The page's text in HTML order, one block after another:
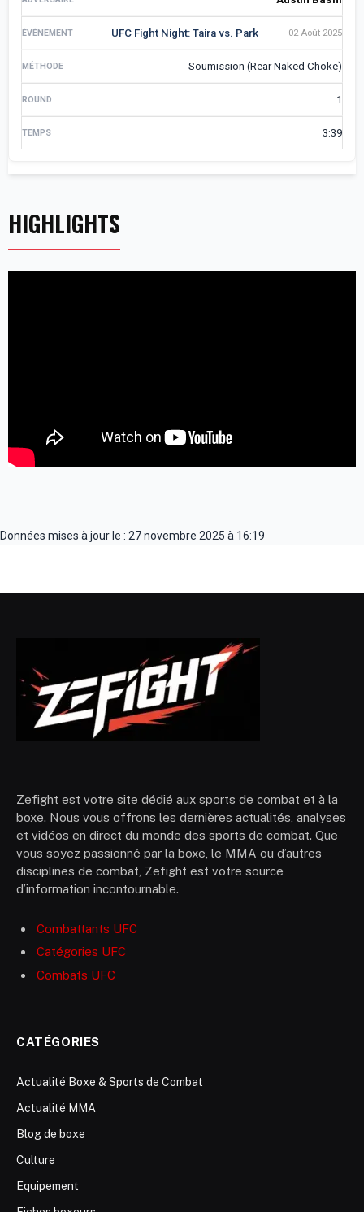
UFC Fight Night: Taira vs. Park 02 Août 2025
Soumission (Rear Naked Choke)
1
3:39
HIGHLIGHTS
Données mises à jour le : 27 novembre 2025 à 16:19
Zefight est votre site dédié aux sports de combat et à la
boxe. Nous vous offrons les dernières actualités, analyses
et vidéos en direct du monde des sports de combat. Que
vous soyez passionné par la boxe, le MMA ou d’autres
disciplines de combat, Zefight est votre source
d’information incontournable.
Combattants UFC
Catégories UFC
Combats UFC
CATÉGORIES
Actualité Boxe & Sports de Combat
Actualité MMA
Blog de boxe
Culture
Equipement